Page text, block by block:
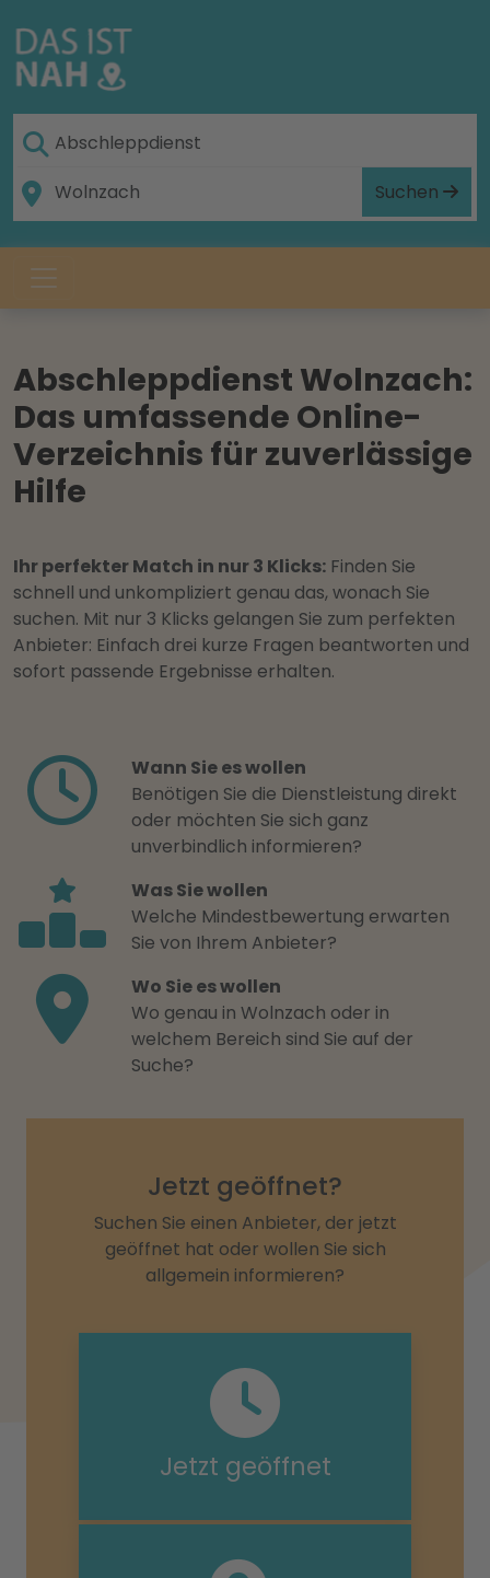
Suchen
Abschleppdienst Wolnzach:
Das umfassende Online-
Verzeichnis für zuverlässige
Hilfe
Ihr perfekter Match in nur 3 Klicks: Finden Sie
schnell und unkompliziert genau das, wonach Sie
suchen. Mit nur 3 Klicks gelangen Sie zum perfekten
Anbieter: Einfach drei kurze Fragen beantworten und
sofort passende Ergebnisse erhalten.
Wann Sie es wollen
Benötigen Sie die Dienstleistung direkt
oder möchten Sie sich ganz
unverbindlich informieren?
Was Sie wollen
Welche Mindestbewertung erwarten
Sie von Ihrem Anbieter?
Wo Sie es wollen
Wo genau in Wolnzach oder in
welchem Bereich sind Sie auf der
Suche?
Jetzt geöffnet?
Suchen Sie einen Anbieter, der jetzt
geöffnet hat oder wollen Sie sich
allgemein informieren?
Jetzt geöffnet